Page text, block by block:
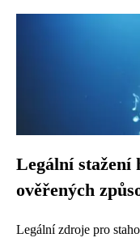
Legální stažení
ověřených
Legální zdroje pro